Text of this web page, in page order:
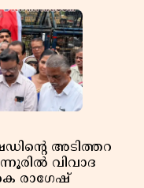
അടിത്തറ
വിവാദ
രാഗേഷ്